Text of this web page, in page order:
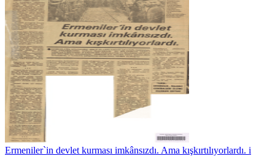
Ermeniler`in devlet kurması imkânsızdı. Ama kışkırtılıyorlardı. i